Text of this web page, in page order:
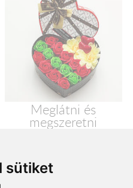
sütiket
Meglátni és
megszeretni